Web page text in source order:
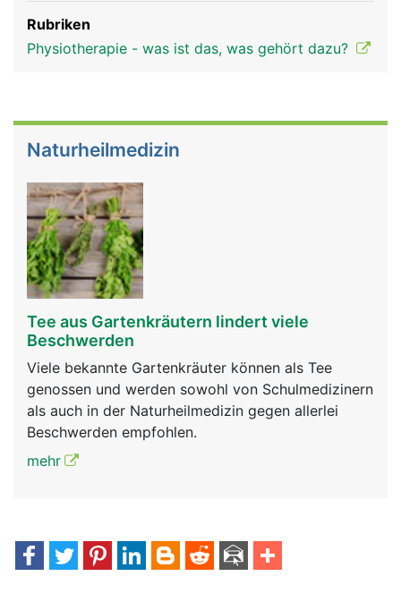
Rubriken
Physiotherapie - was ist das, was gehört dazu?
Naturheilmedizin
Tee aus Gartenkräutern lindert viele
Beschwerden
Viele bekannte Gartenkräuter können als Tee
genossen und werden sowohl von Schulmedizinern
als auch in der Naturheilmedizin gegen allerlei
Beschwerden empfohlen.
mehr